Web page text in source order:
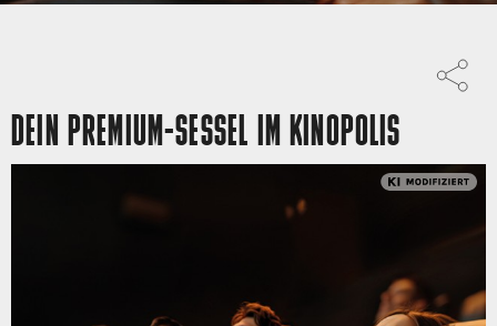
DEIN PREMIUM-SESSEL IM KINOPOLIS